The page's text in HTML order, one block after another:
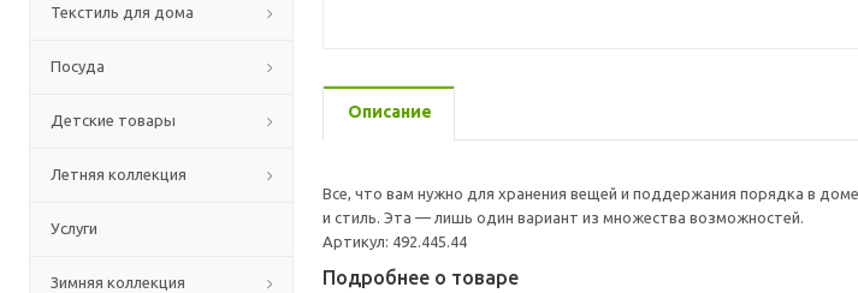
Текстиль для дома
Посуда
Детские товары
Летняя коллекция
Услуги
Зимняя коллекция
Описание
Все, что вам нужно для хранения вещей и поддержания порядка в
и стиль. Эта — лишь один вариант из множества возможностей.
Артикул: 492.445.44
Подробнее о товаре